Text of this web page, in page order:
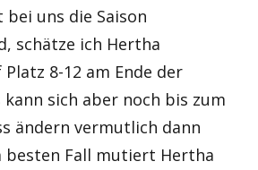
uns die Saison
schätze ich Hertha
8-12 am Ende der
kann sich aber noch bis zum
ändern vermutlich dann
besten Fall mutiert Hertha